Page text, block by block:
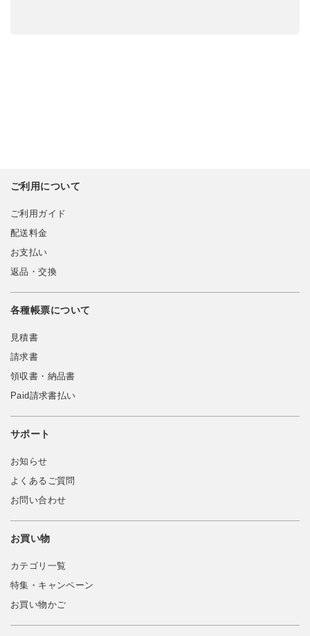
ご利用について
ご利用ガイド
配送料金
お支払い
返品・交換
各種帳票について
見積書
請求書
領収書・納品書
Paid請求書払い
サポート
お知らせ
よくあるご質問
お問い合わせ
お買い物
カテゴリ一覧
特集・キャンペーン
お買い物かご